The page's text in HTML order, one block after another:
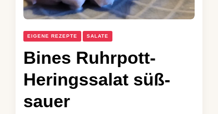
EIGENE REZEPTE SALATE
Bines Ruhrpott-
Heringssalat süß-
sauer